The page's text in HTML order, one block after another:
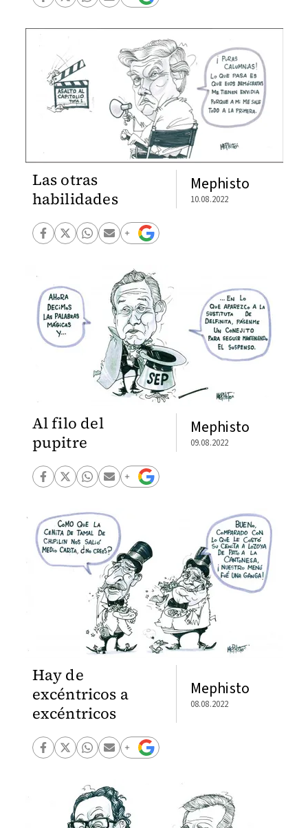
Las otras
habilidades
Mephisto
10.08.2022
Al filo del
pupitre
Mephisto
09.08.2022
Hay de
excéntricos a
excéntricos
Mephisto
08.08.2022